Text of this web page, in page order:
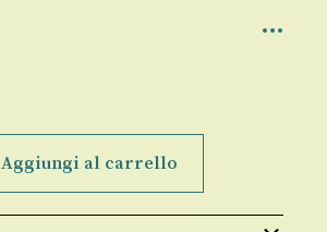
Aggiungi al carrello